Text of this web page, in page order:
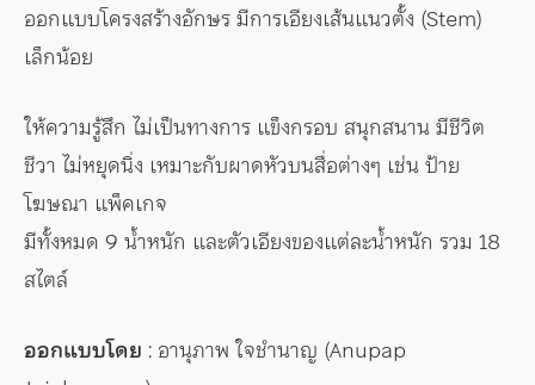
ออกแบบโครงสร้างอักษร มีการเอียงเส้นแนวตั้ง (Stem)
เล็กน้อย
ให้ความรู้สึก ไม่เป็นทางการ แข็งกรอบ สนุกสนาน มีชีวิต
ชีวา ไม่หยุดนิ่ง เหมาะกับผาดหัวบนสื่อต่างๆ เช่น ป้าย
โฆษณา แพ็คเกจ
มีทั้งหมด 9 น้ำหนัก และตัวเอียงของแต่ละน้ำหนัก รวม 18
สไตล์
ออกแบบโดย : อานุภาพ ใจชำนาญ (Anupap